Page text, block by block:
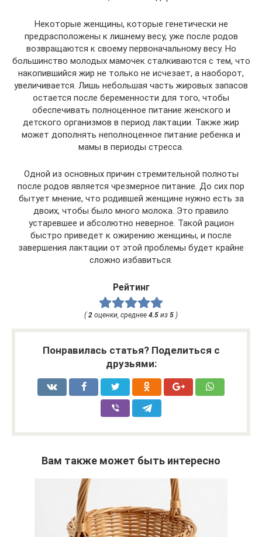
Некоторые женщины, которые генетически не
предрасположены к лишнему весу, уже после родов
возвращаются к своему первоначальному весу. Но
большинство молодых мамочек сталкиваются с тем, что
накопившийся жир не только не исчезает, а наоборот,
увеличивается. Лишь небольшая часть жировых запасов
остается после беременности для того, чтобы
обеспечивать полноценное питание женского и
детского организмов в период лактации. Также жир
может дополнять неполноценное питание ребенка и
мамы в периоды стресса.
Одной из основных причин стремительной полноты
после родов является чрезмерное питание. До сих пор
бытует мнение, что родившей женщине нужно есть за
двоих, чтобы было много молока. Это правило
устаревшее и абсолютно неверное. Такой рацион
быстро приведет к ожирению женщины, и после
завершения лактации от этой проблемы будет крайне
сложно избавиться.
Рейтинг
(2 оценки, среднее 4.5 из 5 )
Понравилась статья? Поделиться с
друзьями:
Вам также может быть интересно